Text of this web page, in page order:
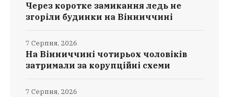
Через коротке замикання ледь не
згоріли будинки на Вінниччині
На Вінниччині чотирьох чоловіків
затримали за корупційні схеми
7 Серпня, 2026
7 Серпня, 2026